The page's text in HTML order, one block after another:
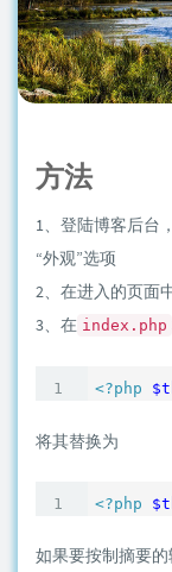
方法
1、登陆博客后台
“外观”选项
2、在进入的页面
3、在 index.php
<?php
将其替换为
<?php
如果要按制摘要